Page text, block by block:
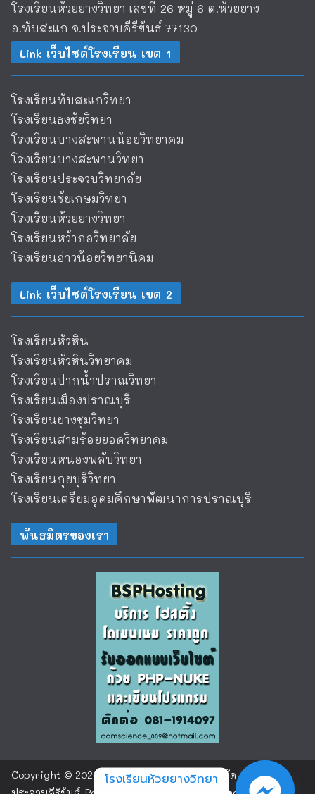
โรงเรียนห้วยยางวิทยา เลขที่ 26 หมู่ 6 ต.ห้วยยาง
อ.ทับสะแก จ.ประจวบคีรีขันธ์ 77130
Link เว็บไซต์โรงเรียน เขต 1
โรงเรียนทับสะแกวิทยา
โรงเรียนธงชัยวิทยา
โรงเรียนบางสะพานน้อยวิทยาคม
โรงเรียนบางสะพานวิทยา
โรงเรียนประจวบวิทยาลัย
โรงเรียนชัยเกษมวิทยา
โรงเรียนห้วยยางวิทยา
โรงเรียนหว้ากอวิทยาลัย
โรงเรียนอ่าวน้อยวิทยานิคม
Link เว็บไซต์โรงเรียน เขต 2
โรงเรียนหัวหิน
โรงเรียนหัวหินวิทยาคม
โรงเรียนปากน้ำปราณวิทยา
โรงเรียนเมืองปราณบุรี
โรงเรียนยางชุมวิทยา
โรงเรียนสามร้อยยอดวิทยาคม
โรงเรียนหนองพลับวิทยา
โรงเรียนกุยบุรีวิทยา
โรงเรียนเตรียมอุดมศึกษาพัฒนาการปราณบุรี
พันธมิตรของเรา
Copyright © 2026
โรงเรียนห้วยยางวิทยา จังหวัด
โรงเรียนห้วยยางวิทยา